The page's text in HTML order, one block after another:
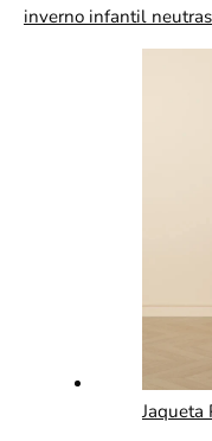
inverno infantil neutras
Jaqueta